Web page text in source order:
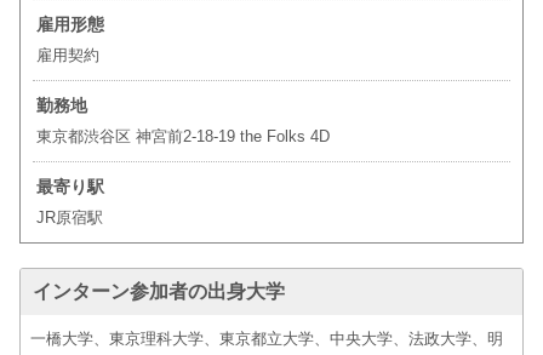
雇用形態
雇用契約
勤務地
東京都渋谷区 神宮前2-18-19 the Folks 4D
最寄り駅
JR原宿駅
インターン参加者の出身大学
一橋大学、東京理科大学、東京都立大学、中央大学、法政大学、明